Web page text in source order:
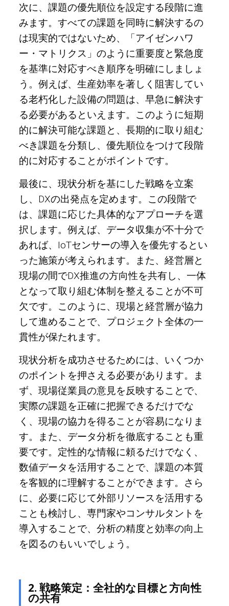
次に、課題の優先順位を設定する段階に進
みます。すべての課題を同時に解決するの
は現実的ではないため、「アイゼンハワ
ー・マトリクス」のように重要度と緊急度
を基準に対応すべき順序を明確にしましょ
う。例えば、生産効率を著しく阻害してい
る老朽化した設備の問題は、早急に解決す
る必要があるといえます。このように短期
的に解決可能な課題と、長期的に取り組む
べき課題を分類し、優先順位をつけて段階
的に対応することがポイントです。
最後に、現状分析を基にした戦略を立案
し、DXの出発点を定めます。この段階で
は、課題に応じた具体的なアプローチを選
択します。例えば、データ収集が不十分で
あれば、IoTセンサーの導入を優先するとい
った施策が考えられます。また、経営層と
現場の間でDX推進の方向性を共有し、一体
となって取り組む体制を整えることが不可
欠です。このように、現場と経営層が協力
して進めることで、プロジェクト全体の一
貫性が保たれます。
現状分析を成功させるためには、いくつか
のポイントを押さえる必要があります。ま
ず、現場従業員の意見を反映することで、
実際の課題を正確に把握できるだけでな
く、現場の協力を得ることが容易になりま
す。また、データ分析を徹底することも重
要です。定性的な情報に頼るだけでなく、
数値データを活用することで、課題の本質
を客観的に理解することができます。さら
に、必要に応じて外部リソースを活用する
ことも検討し、専門家やコンサルタントを
導入することで、分析の精度と効率の向上
を図るのもいいでしょう。
2. 戦略策定：全社的な目標と方向性
の共有